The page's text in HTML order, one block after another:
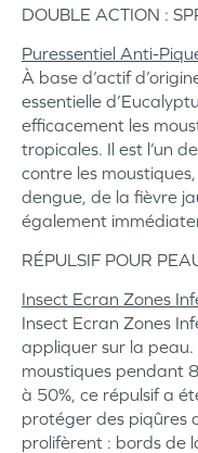
DOUBLE ACTION :
Puressentiel Anti-
À base d’actif
essentielle
efficacement les
tropicales. Il est l’un
contre les
dengue, de la fièvre
également
RÉPULSIF POUR
Insect Ecran Zones
Insect Ecran Zones
appliquer sur la
moustiques pendant
à 50%, ce répulsif a
protéger des piqûres
prolifèrent : bords de